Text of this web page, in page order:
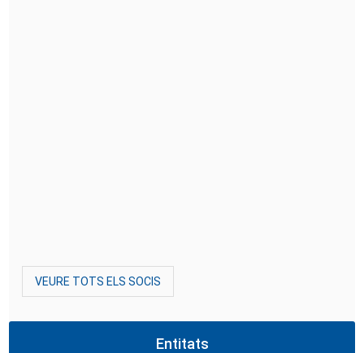
VEURE TOTS ELS SOCIS
Entitats